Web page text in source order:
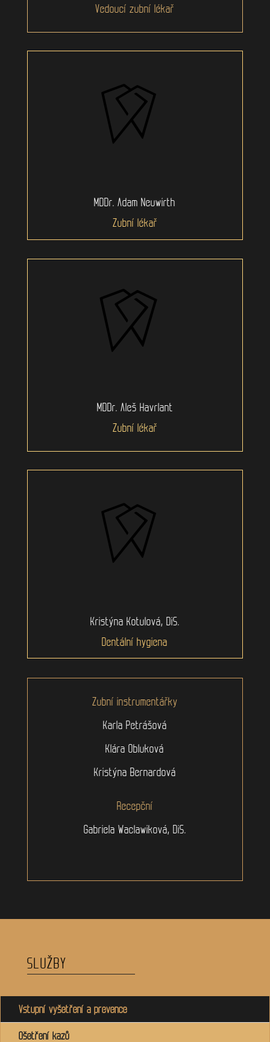
Vedoucí zubní lékař
MDDr. Adam Neuwirth
Zubní lékař
MDDr. Aleš Havrlant
Zubní lékař
Kristýna Kotulová, DiS.
Dentální hygiena
Zubní instrumentářky
Karla Petrášová
Klára Obluková
Kristýna Bernardová
Recepční
Gabriela Waclawiková, DiS.
SLUŽBY
Vstupní vyšetření a prevence
Ošetření kazů